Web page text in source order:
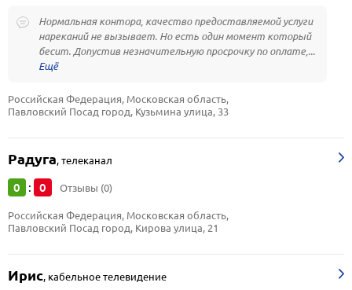
Нормальная контора, качество предоставляемой услуги
нареканий не вызывает. Но есть один момент который
бесит. Допустив незначительную просрочку по оплате,...
Российская Федерация, Московская область,
Павловский Посад город, Кузьмина улица, 33
Радуга,телеканал
0 : 0 Отзывы (0)
Российская Федерация, Московская область,
Павловский Посад город, Кирова улица, 21
Ирис, кабельное телевидение